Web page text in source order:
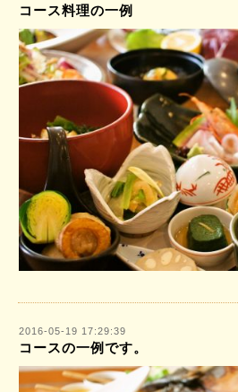
コース料理の一例
2016-05-19 17:29:39
コースの一例です。